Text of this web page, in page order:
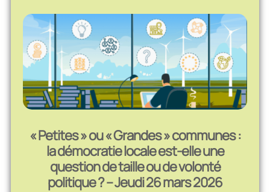
« Petites » ou « Grandes » communes :
la démocratie locale est-elle une
question de taille ou de volonté
politique ? – Jeudi 26 mars 2026